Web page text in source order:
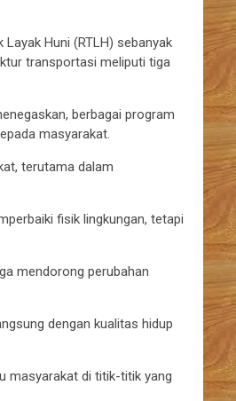
Huni (RTLH) sebanyak
transportasi meliputi tiga
berbagai program
masyarakat.
terutama dalam
fisik lingkungan, tetapi
mendorong perubahan
dengan kualitas hidup
masyarakat di titik-titik yang